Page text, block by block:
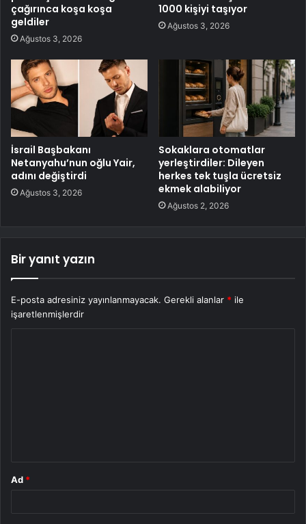
çağırınca koşa koşa
geldiler
Ağustos 3, 2026
1000 kişiyi taşıyor
Ağustos 3, 2026
İsrail Başbakanı
Netanyahu’nun oğlu Yair,
adını değiştirdi
Ağustos 3, 2026
Sokaklara otomatlar
yerleştirdiler: Dileyen
herkes tek tuşla ücretsiz
ekmek alabiliyor
Ağustos 2, 2026
Bir yanıt yazın
E-posta adresiniz yayınlanmayacak. Gerekli alanlar * ile
işaretlenmişlerdir
Ad *